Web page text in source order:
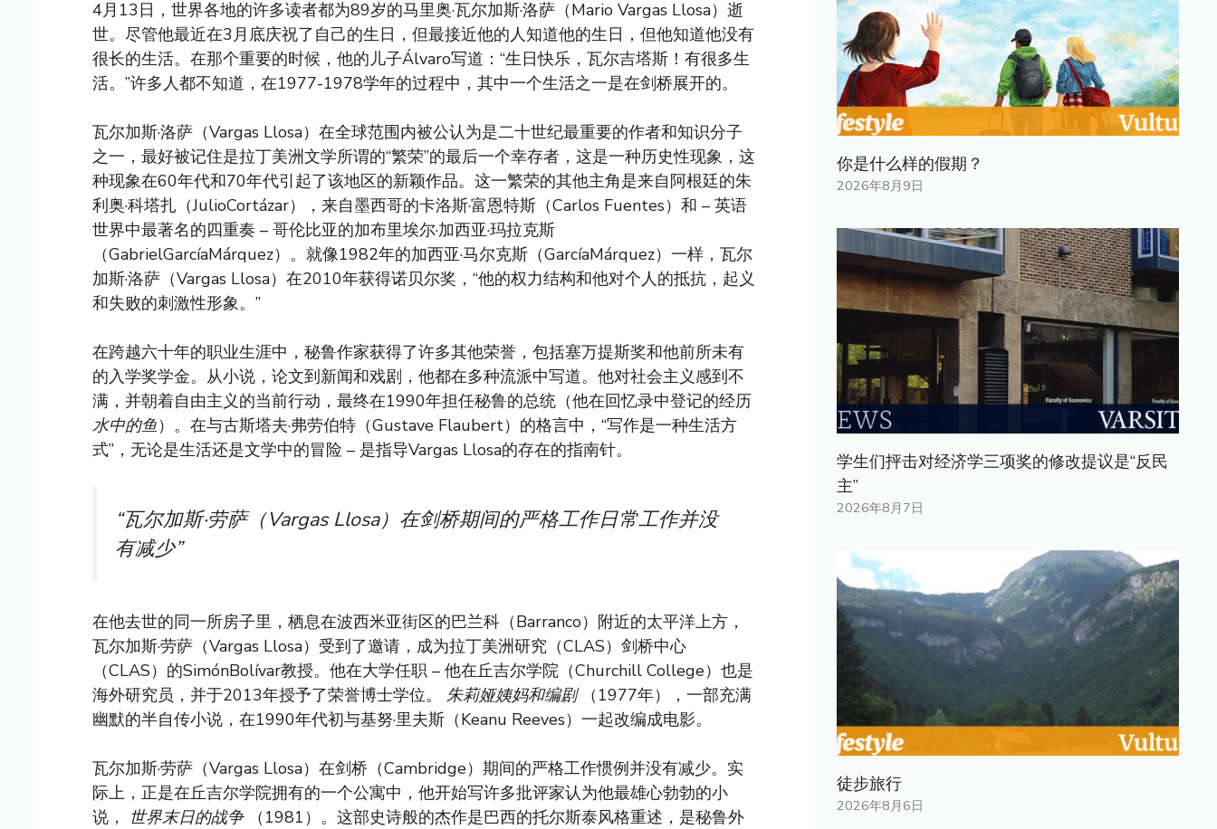
4月13日，世界各地的许多读者都为89岁的马里奥·瓦尔加斯·洛萨（Mario Vargas Llosa）逝
世。尽管他最近在3月底庆祝了自己的生日，但最接近他的人知道他的生日，但他知道他没有
很长的生活。在那个重要的时候，他的儿子Álvaro写道：“生日快乐，瓦尔吉塔斯！有很多生
活。”许多人都不知道，在1977-1978学年的过程中，其中一个生活之一是在剑桥展开的。
瓦尔加斯·洛萨（Vargas Llosa）在全球范围内被公认为是二十世纪最重要的作者和知识分子
之一，最好被记住是拉丁美洲文学所谓的“繁荣”的最后一个幸存者，这是一种历史性现象，这
种现象在60年代和70年代引起了该地区的新颖作品。这一繁荣的其他主角是来自阿根廷的朱
利奥·科塔扎（JulioCortázar），来自墨西哥的卡洛斯·富恩特斯（Carlos Fuentes）和 – 英语
世界中最著名的四重奏 – 哥伦比亚的加布里埃尔·加西亚·玛拉克斯
（GabrielGarcíaMárquez）。就像1982年的加西亚·马尔克斯（GarcíaMárquez）一样，瓦尔
加斯·洛萨（Vargas Llosa）在2010年获得诺贝尔奖，“他的权力结构和他对个人的抵抗，起义
和失败的刺激性形象。”
在跨越六十年的职业生涯中，秘鲁作家获得了许多其他荣誉，包括塞万提斯奖和他前所未有
的入学奖学金。从小说，论文到新闻和戏剧，他都在多种流派中写道。他对社会主义感到不
满，并朝着自由主义的当前行动，最终在1990年担任秘鲁的总统（他在回忆录中登记的经历
水中的鱼）。在与古斯塔夫·弗劳伯特（Gustave Flaubert）的格言中，“写作是一种生活方
式”，无论是生活还是文学中的冒险 – 是指导Vargas Llosa的存在的指南针。
“瓦尔加斯·劳萨（Vargas Llosa）在剑桥期间的严格工作日常工作并没
有减少”
在他去世的同一所房子里，栖息在波西米亚街区的巴兰科（Barranco）附近的太平洋上方，
瓦尔加斯·劳萨（Vargas Llosa）受到了邀请，成为拉丁美洲研究（CLAS）剑桥中心
（CLAS）的SimónBolívar教授。他在大学任职 – 他在丘吉尔学院（Churchill College）也是
海外研究员，并于2013年授予了荣誉博士学位。 朱莉娅姨妈和编剧 （1977年），一部充满
幽默的半自传小说，在1990年代初与基努·里夫斯（Keanu Reeves）一起改编成电影。
瓦尔加斯·劳萨（Vargas Llosa）在剑桥（Cambridge）期间的严格工作惯例并没有减少。实
际上，正是在丘吉尔学院拥有的一个公寓中，他开始写许多批评家认为他最雄心勃勃的小
说， 世界末日的战争（1981）。这部史诗般的杰作是巴西的托尔斯泰风格重述，是秘鲁外
你是什​​么样的假期？
2026年8月9日
学生们抨击对经济学三项奖的修改提议是“反民
主”
2026年8月7日
徒步旅行
2026年8月6日